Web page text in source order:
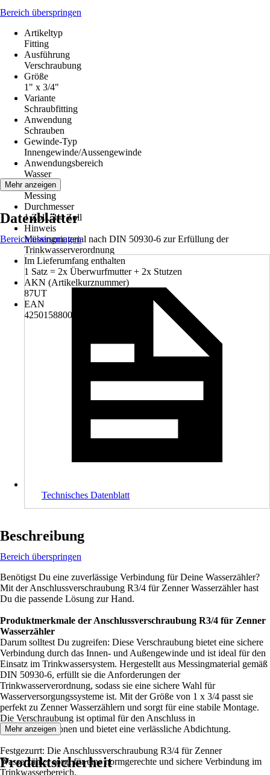
Bereich überspringen
Artikeltyp
Fitting
Ausführung
Verschraubung
Größe
1" x 3/4"
Variante
Schraubfitting
Anwendung
Schrauben
Gewinde-Typ
Innengewinde/Aussengewinde
Anwendungsbereich
Wasser
Material
Messing
Durchmesser
1 Zoll, 3/4 Zoll
Hinweis
Messingmaterial nach DIN 50930-6 zur Erfüllung der
Trinkwasserverordnung
Im Lieferumfang enthalten
1 Satz = 2x Überwurfmutter + 2x Stutzen
AKN (Artikelkurznummer)
87UT
EAN
4250158800335
Mehr anzeigen
Datenblätter
Bereich überspringen
Technisches Datenblatt
Beschreibung
Bereich überspringen
Benötigst Du eine zuverlässige Verbindung für Deine Wasserzähler?
Mit der Anschlussverschraubung R3/4 für Zenner Wasserzähler hast
Du die passende Lösung zur Hand.
Produktmerkmale der Anschlussverschraubung R3/4 für Zenner
Wasserzähler
Darum solltest Du zugreifen: Diese Verschraubung bietet eine sichere
Verbindung durch das Innen- und Außengewinde und ist ideal für den
Einsatz im Trinkwassersystem. Hergestellt aus Messingmaterial gemäß
DIN 50930-6, erfüllt sie die Anforderungen der
Trinkwasserverordnung, sodass sie eine sichere Wahl für
Wasserversorgungssysteme ist. Mit der Größe von 1 x 3/4 passt sie
perfekt zu Zenner Wasserzählern und sorgt für eine stabile Montage.
Die Verschraubung ist optimal für den Anschluss in
Wasserinstallationen und bietet eine verlässliche Abdichtung.
Festgezurrt: Die Anschlussverschraubung R3/4 für Zenner
Wasserzähler sorgt für eine normgerechte und sichere Verbindung im
Trinkwasserbereich.
Mehr anzeigen
Produktsicherheit